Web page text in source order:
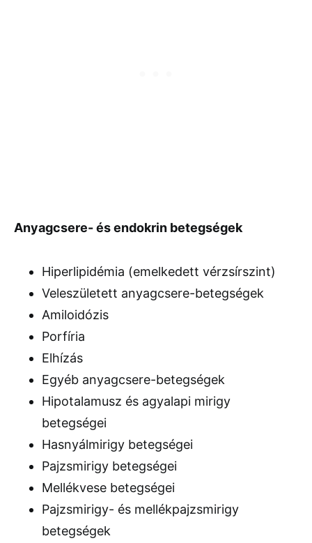
Anyagcsere- és endokrin betegségek
Hiperlipidémia (emelkedett vérzsírszint)
Veleszületett anyagcsere-betegségek
Amiloidózis
Porfíria
Elhízás
Egyéb anyagcsere-betegségek
Hipotalamusz és agyalapi mirigy
betegségei
Hasnyálmirigy betegségei
Pajzsmirigy betegségei
Mellékvese betegségei
Pajzsmirigy- és mellékpajzsmirigy
betegségek